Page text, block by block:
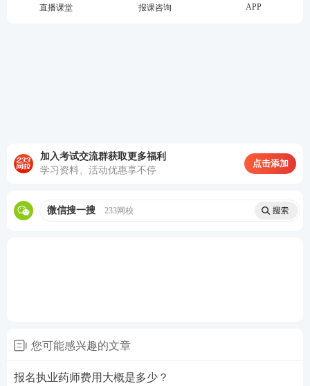
9:00—11:
30
药事管理与法规
50道
C型题：20道 X型题：
10道
14:00—1
药学（中药学）综
直播课堂 报课咨询 APP
加入考试交流群获取更多福利
学习资料、活动优惠享不停
点击添加
微信搜一搜 233网校
您可能感兴趣的文章
报名执业药师费用大概是多少？